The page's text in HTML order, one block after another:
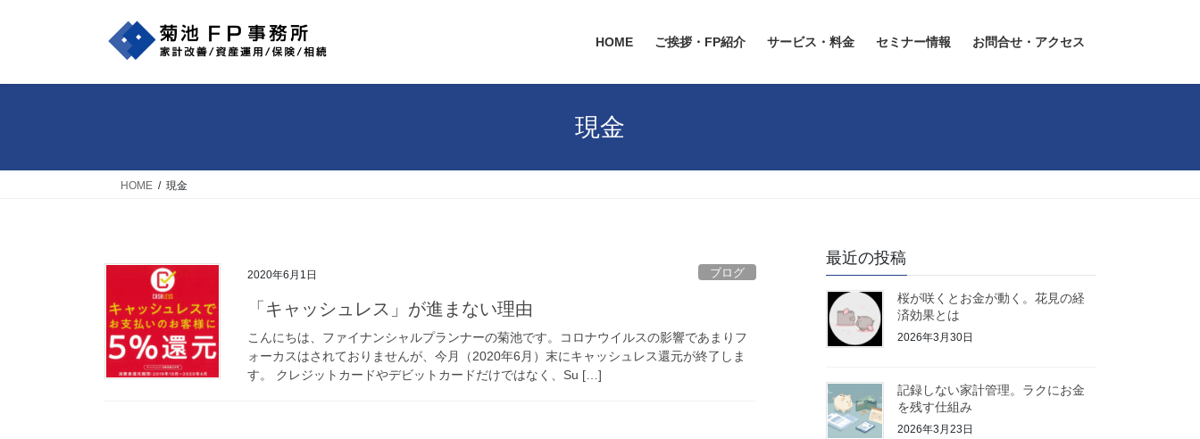
HOME ご挨拶・FP紹介 サービス・料金 セミナー情報 お問合せ・アクセス
現金
HOME 現金
2020年6月1日 ブログ
「キャッシュレス」が進まない理由
こんにちは、ファイナンシャルプランナーの菊池です。コロナウイルスの影響であまりフ
ォーカスはされておりませんが、今月（2020年6月）末にキャッシュレス還元が終了しま
す。 クレジットカードやデビットカードだけではなく、Su […]
最近の投稿
桜が咲くとお金が動く。花見の経
済効果とは
2026年3月30日
記録しない家計管理。ラクにお金
を残す仕組み
2026年3月23日